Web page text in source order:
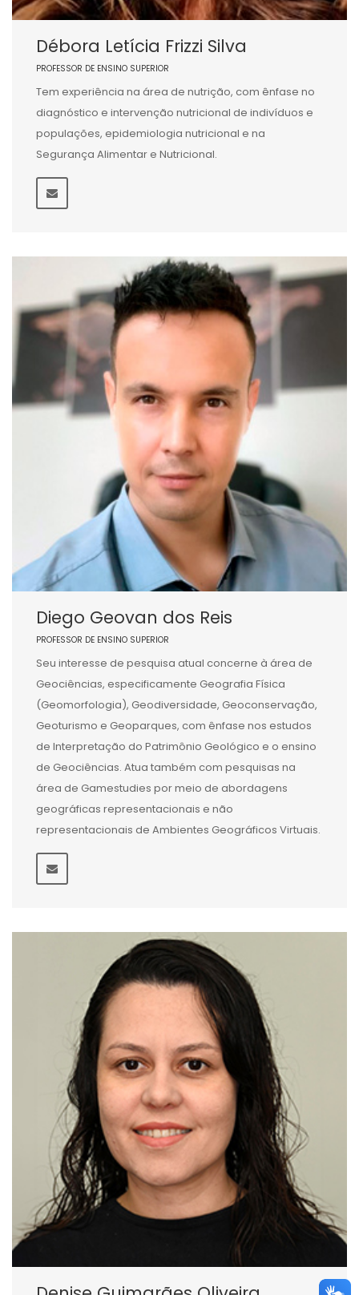
Débora Letícia Frizzi Silva
PROFESSOR DE ENSINO SUPERIOR
Tem experiência na área de nutrição, com ênfase no
diagnóstico e intervenção nutricional de indivíduos e
populações, epidemiologia nutricional e na
Segurança Alimentar e Nutricional.
Diego Geovan dos Reis
PROFESSOR DE ENSINO SUPERIOR
Seu interesse de pesquisa atual concerne à área de
Geociências, especificamente Geografia Física
(Geomorfologia), Geodiversidade, Geoconservação,
Geoturismo e Geoparques, com ênfase nos estudos
de Interpretação do Patrimônio Geológico e o ensino
de Geociências. Atua também com pesquisas na
área de Gamestudies por meio de abordagens
geográficas representacionais e não
representacionais de Ambientes Geográficos Virtuais.